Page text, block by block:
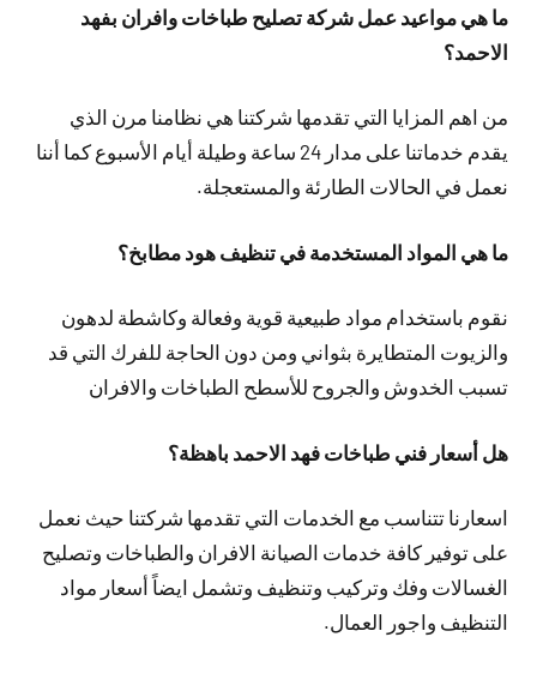
ما هي مواعيد عمل شركة تصليح طباخات وافران بفهد
الاحمد؟
من اهم المزايا التي تقدمها شركتنا هي نظامنا مرن الذي
يقدم خدماتنا على مدار 24 ساعة وطيلة أيام الأسبوع كما أننا
نعمل في الحالات الطارئة والمستعجلة.
ما هي المواد المستخدمة في تنظيف هود مطابخ؟
نقوم باستخدام مواد طبيعية قوية وفعالة وكاشطة لدهون
والزيوت المتطايرة بثواني ومن دون الحاجة للفرك التي قد
تسبب الخدوش والجروح للأسطح الطباخات والافران
هل أسعار فني طباخات فهد الاحمد باهظة؟
اسعارنا تتناسب مع الخدمات التي تقدمها شركتنا حيث نعمل
على توفير كافة خدمات الصيانة الافران والطباخات وتصليح
الغسالات وفك وتركيب وتنظيف وتشمل ايضاً أسعار مواد
التنظيف واجور العمال.